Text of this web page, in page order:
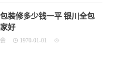
装修多少钱一平 银川全包
好
1970-01-01